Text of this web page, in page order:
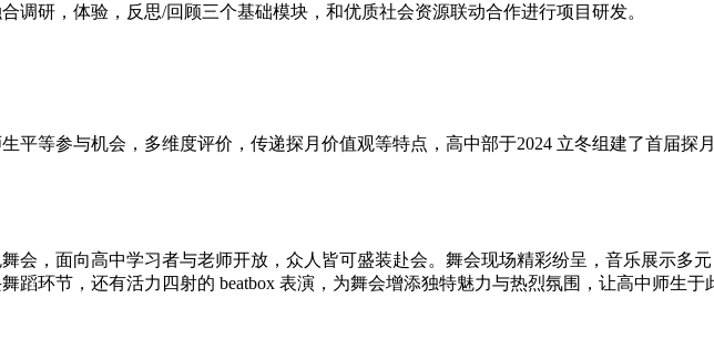
调研，体验，反思/回顾三个基础模块，和优质社会资源联动合作进行项目研发。
平等参与机会，多维度评价，传递探月价值观等特点，高中部于2024 立冬组建了首届探
会，面向高中学习者与老师开放，众人皆可盛装赴会。舞会现场精彩纷呈，音乐展示多
蹈环节，还有活力四射的 beatbox 表演，为舞会增添独特魅力与热烈氛围，让高中师生于